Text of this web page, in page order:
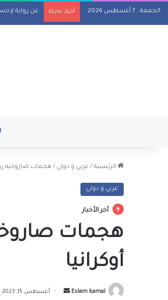
الجمعة , 7 أغسطس 2026 أخبار عاجلة عن رواية
الرئيسية / عربي و دولي / هجمات صاروخية روسية على 3 مدن في
عربي و دولي
أخر الأخبار
أوكرانيا
Eslam kamal
أرسل أغسطس 15, 2023